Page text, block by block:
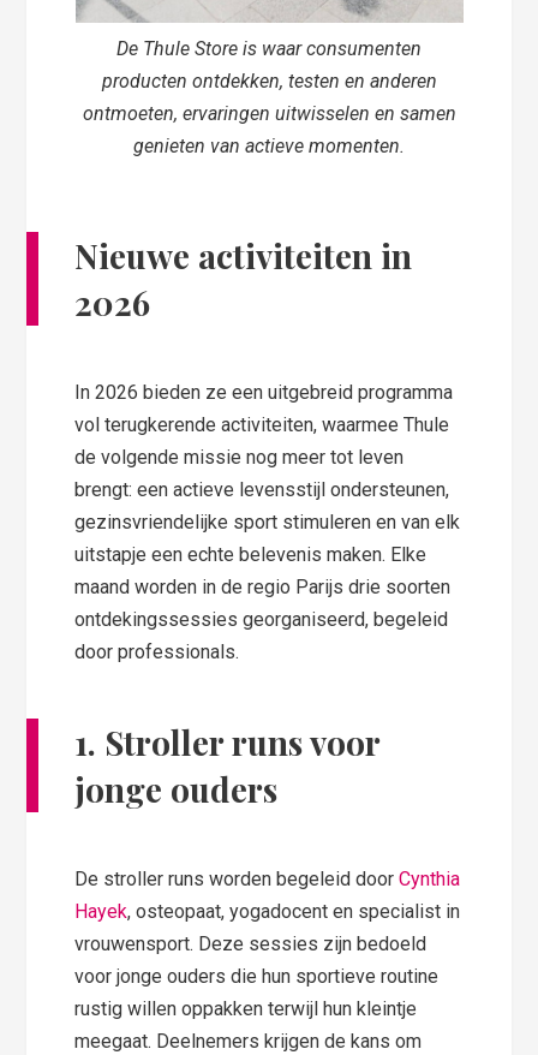
De Thule Store is waar consumenten
producten ontdekken, testen en anderen
ontmoeten, ervaringen uitwisselen en samen
genieten van actieve momenten.
Nieuwe activiteiten in
2026
In 2026 bieden ze een uitgebreid programma
vol terugkerende activiteiten, waarmee Thule
de volgende missie nog meer tot leven
brengt: een actieve levensstijl ondersteunen,
gezinsvriendelijke sport stimuleren en van elk
uitstapje een echte belevenis maken. Elke
maand worden in de regio Parijs drie soorten
ontdekingssessies georganiseerd, begeleid
door professionals.
1. Stroller runs voor
jonge ouders
De stroller runs worden begeleid doorCynthia
Hayek, osteopaat, yogadocent en specialist in
vrouwensport. Deze sessies zijn bedoeld
voor jonge ouders die hun sportieve routine
rustig willen oppakken terwijl hun kleintje
meegaat. Deelnemers krijgen de kans om